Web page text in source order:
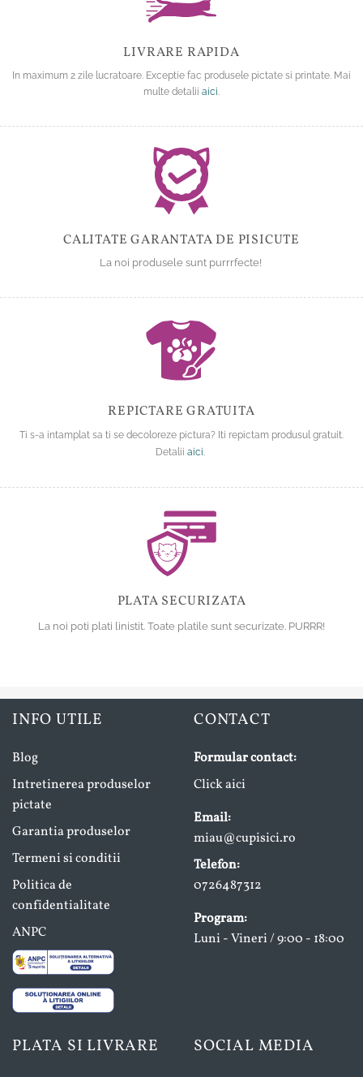
LIVRARE RAPIDA
In maximum 2 zile lucratoare. Exceptie fac produsele pictate si printate. Mai
multe detalii aici.
CALITATE GARANTATA DE PISICUTE
La noi produsele sunt purrrfecte!
REPICTARE GRATUITA
Ti s-a intamplat sa ti se decoloreze pictura? Iti repictam produsul gratuit.
Detalii aici.
PLATA SECURIZATA
La noi poti plati linistit. Toate platile sunt securizate. PURRR!
INFO UTILE
Blog
Intretinerea produselor
pictate
Garantia produselor
Termeni si conditii
Politica de
confidentialitate
ANPC
CONTACT
Formular contact:
Click aici
Email:
miau@cupisici.ro
Telefon:
0726487312
Program:
Luni - Vineri / 9:00 - 18:00
PLATA SI LIVRARE SOCIAL MEDIA